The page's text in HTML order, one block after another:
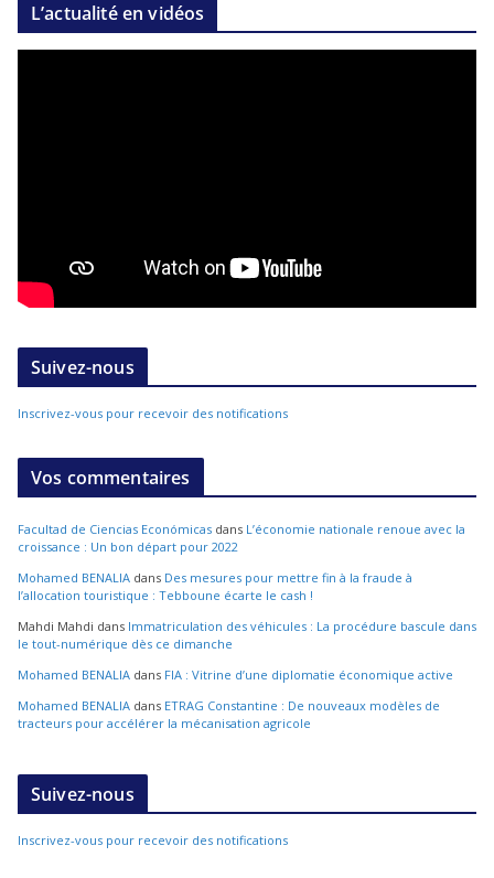
L’actualité en vidéos
Suivez-nous
Inscrivez-vous pour recevoir des notifications
Vos commentaires
Facultad de Ciencias Económicas dans L’économie nationale renoue avec la
croissance : Un bon départ pour 2022
Mohamed BENALIA dans Des mesures pour mettre fin à la fraude à
l’allocation touristique : Tebboune écarte le cash !
Mahdi Mahdi dans Immatriculation des véhicules : La procédure bascule dans
le tout-numérique dès ce dimanche
Mohamed BENALIA dans FIA : Vitrine d’une diplomatie économique active
Mohamed BENALIA dans ETRAG Constantine : De nouveaux modèles de
tracteurs pour accélérer la mécanisation agricole
Suivez-nous
Inscrivez-vous pour recevoir des notifications